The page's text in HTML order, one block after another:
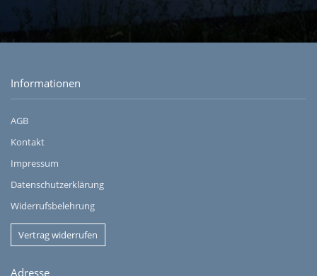
Informationen
AGB
Kontakt
Impressum
Datenschutzerklärung
Widerrufsbelehrung
Vertrag widerrufen
Adresse